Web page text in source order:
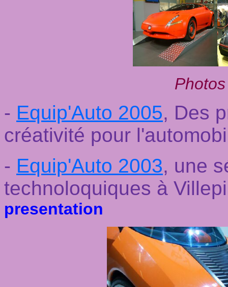
- Equip'Auto 2005, Des
créativité pour
- Equip'Auto 2003, une
technoloquiques à
presentation